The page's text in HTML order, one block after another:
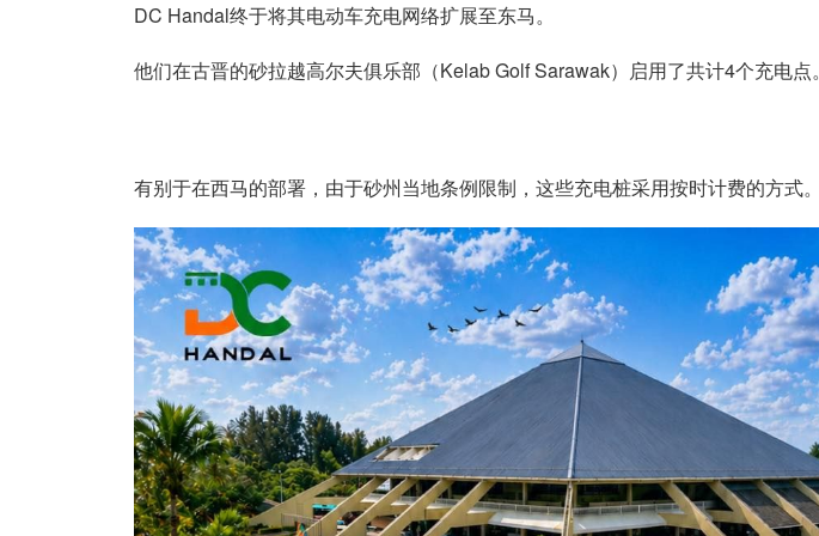
DC Handal终于将其电动车充电网络扩展至东马。
他们在古晋的砂拉越高尔夫俱乐部（Kelab Golf Sarawak）启用了共计4个充电点。
有别于在西马的部署，由于砂州当地条例限制，这些充电桩采用按时计费的方式。